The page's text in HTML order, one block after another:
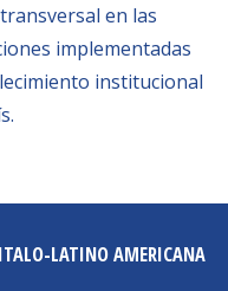
en las
implementadas
institucional
LATINO AMERICANA